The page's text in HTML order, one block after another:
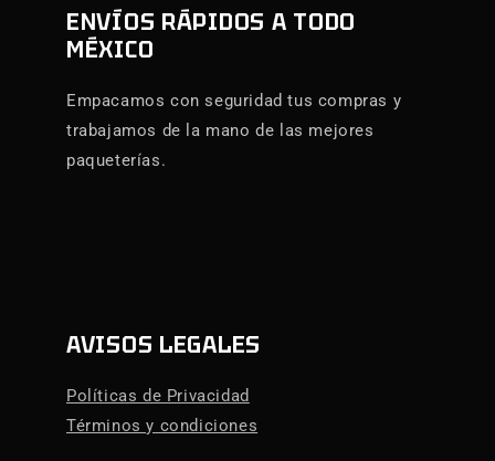
ENVÍOS RÁPIDOS A TODO
MÉXICO
Empacamos con seguridad tus compras y
trabajamos de la mano de las mejores
paqueterías.
AVISOS LEGALES
Políticas de Privacidad
Términos y condiciones